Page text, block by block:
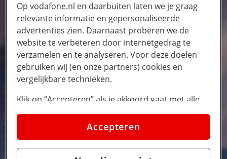
Op vodafone.nl en daarbuiten laten we je graag
relevante informatie en gepersonaliseerde
advertenties zien. Daarnaast proberen we de
website te verbeteren door internetgedrag te
verzamelen en te analyseren. Voor deze doelen
gebruiken wij (en onze partners) cookies en
vergelijkbare technieken.
Klik op “Accepteren” als je akkoord gaat met alle
cookies. Kies je voor “Nee, liever niet”, dan
plaatsen we alleen strikt noodzakelijke cookies om
de website goed te laten werken. Dat betekent dat
we geen vormen van personalisatie toepassen.
Accepteren